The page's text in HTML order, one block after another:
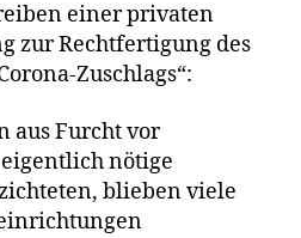
einer privaten
zur Rechtfertigung des
Zuschlags“:
aus Furcht vor
nötige
blieben viele